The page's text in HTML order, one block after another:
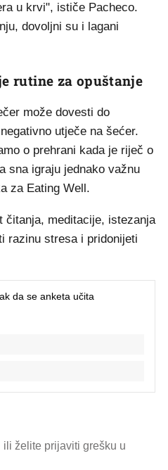
u krvi", ističe Pacheco.
dovoljni su i lagani
rutine za opuštanje
može dovesti do
utječe na šećer.
o prehrani kada je riječ o
sna igraju jednako važnu
za Eating Well.
čitanja, meditacije, istezanja
razinu stresa i pridonijeti
želite prijaviti grešku u